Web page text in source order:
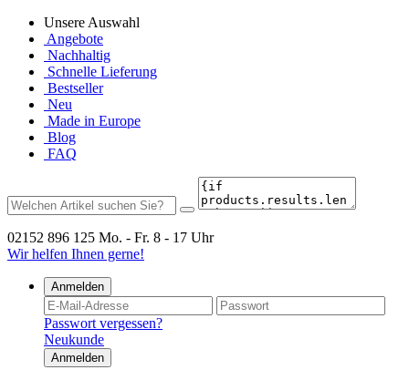
Unsere Auswahl
Angebote
Nachhaltig
Schnelle Lieferung
Bestseller
Neu
Made in Europe
Blog
FAQ
02152 896 125 Mo. - Fr. 8 - 17 Uhr
Wir helfen Ihnen gerne!
Anmelden
Passwort vergessen?
Neukunde
Anmelden